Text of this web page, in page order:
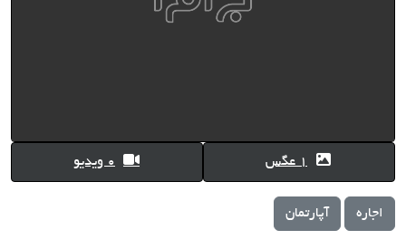
1 عگس 0 ویدیو
اجاره آپارتمان